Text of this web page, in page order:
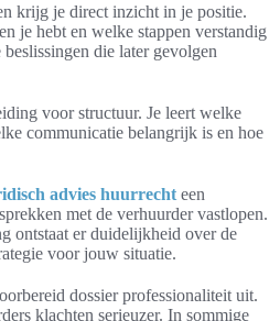
krijg je direct inzicht in je positie.
je hebt en welke stappen verstandig
die later gevolgen
voor structuur. Je leert welke
communicatie belangrijk is en hoe
advies huurrecht een
met de verhuurder vastlopen.
ontstaat er duidelijkheid over de
voor jouw situatie.
dossier professionaliteit uit.
klachten serieuzer. In sommige